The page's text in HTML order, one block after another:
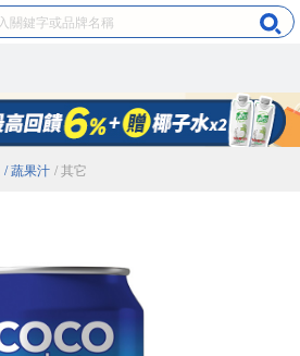
/ 蔬果汁 / 其它